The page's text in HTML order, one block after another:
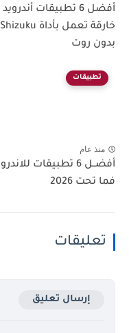
أفضل 6 تطبيقات أندرويد
خارقة تعمل بأداة Shizuku
بدون روت
تطبيقات
منذ عام
فما تحت 2026
تعليقات
إرسال تعليق